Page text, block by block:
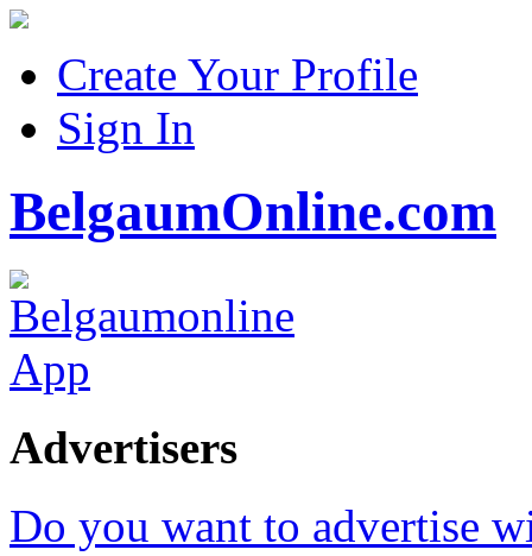
Create Your Profile
Sign In
BelgaumOnline.com
Advertisers
Do you want to advertise